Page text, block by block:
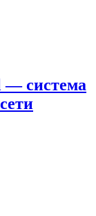
— система